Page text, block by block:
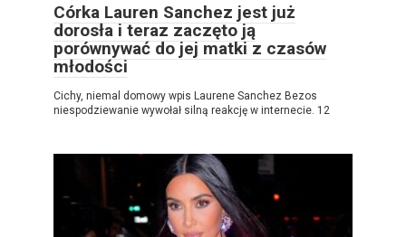
Córka Lauren Sanchez jest już
dorosła i teraz zaczęto ją
porównywać do jej matki z czasów
młodości
Cichy, niemal domowy wpis Laurene Sanchez Bezos
niespodziewanie wywołał silną reakcję w internecie. 12